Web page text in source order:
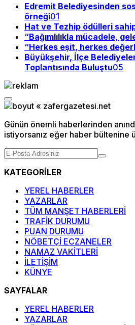
Edremit Belediyesinden
örneği01
Hat ve Tezhip ödülleri
“Bağımlılıkla mücadele,
“Herkes eşit, herkes
Büyükşehir, İlçe
Toplantısında Buluştu05
Günün önemli haberlerinden
istiyorsanız eğer haber bültenine
KATEGORİLER
YEREL HABERLER
YAZARLAR
TÜM MANŞET HABERLERİ
TRAFİK DURUMU
PUAN DURUMU
NÖBETÇİ ECZANELER
NAMAZ VAKİTLERİ
İLETİŞİM
KÜNYE
SAYFALAR
YEREL HABERLER
YAZARLAR